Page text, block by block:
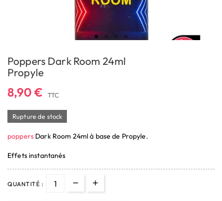
Poppers Dark Room 24ml
Propyle
8,90 € TTC
Rupture de stock
poppersDark Room 24ml à base de Propyle.
Effets instantanés
QUANTITÉ :